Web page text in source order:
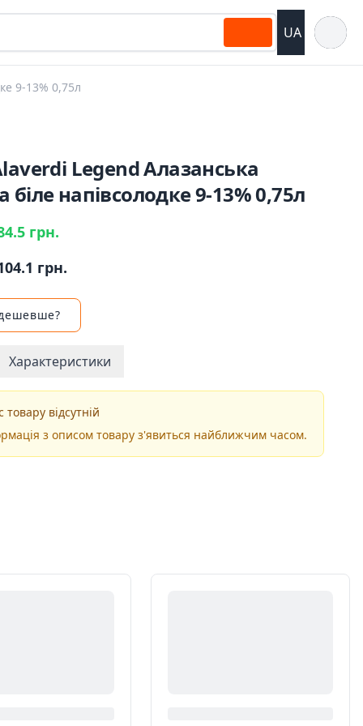
UA
9-13% 0,75л
Legend Алазанська
біле напівсолодке 9-13% 0,75л
грн.
грн.
Характеристики
товару відсутній
з описом товару з'явиться найближчим часом.